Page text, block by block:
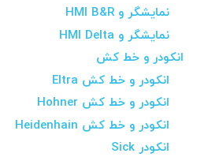
نمایشگر و HMI B&R
نمایشگر و HMI Delta
انکودر و خط کش
انکودر و خط کش Eltra
انکودر و خط کش Hohner
انکودر و خط کش Heidenhain
انکودر Sick